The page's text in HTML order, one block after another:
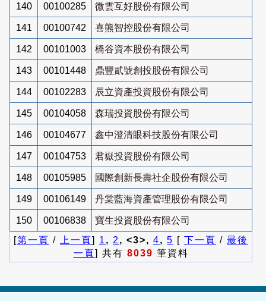
140 00100285 微雲互好股份有限公司
141 00100742 喜熊智控股份有限公司
142 00101003 橋谷資本股份有限公司
143 00101448 鼎豐貳號創投股份有限公司
144 00102283 辰立資產投資股份有限公司
145 00104058 森瑞投資股份有限公司
146 00104677 鑫中澄清眼科技股份有限公司
147 00104753 君嶽投資股份有限公司
148 00105985 國際創新長壽社企股份有限公司
149 00106149 丹棠藍海資產管理股份有限公司
150 00106838
寶生投資股份有限公司
[第一頁 / 上一頁] 1 , 2 , <3>, 4, 5 [ 下一頁 / 最後
一頁] 共有 8039 筆資料